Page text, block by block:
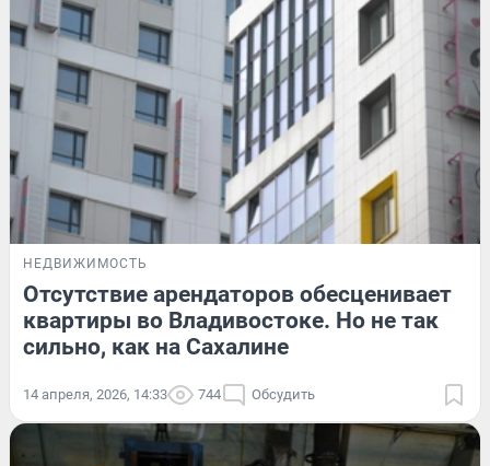
НЕДВИЖИМОСТЬ
Отсутствие арендаторов обесценивает
квартиры во Владивостоке. Но не так
сильно, как на Сахалине
14 апреля, 2026, 14:33 744 Обсудить